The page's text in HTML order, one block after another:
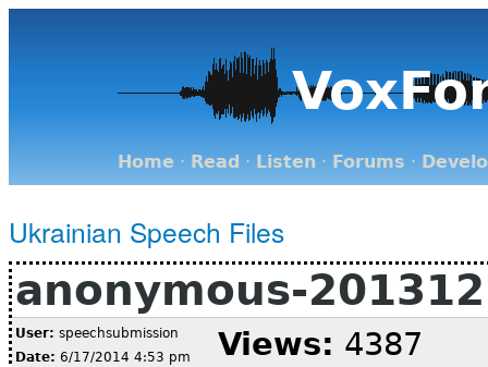
Home · Read · Listen · Forums ·
Ukrainian Speech Files
anonymous-
User: speechsubmission
Date: 6/17/2014 4:53 pm Views: 4387